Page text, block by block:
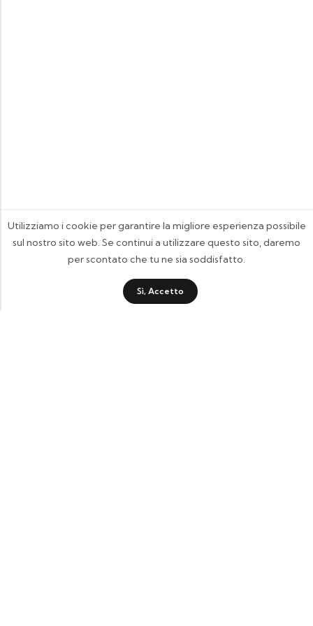
Utilizziamo i cookie per garantire la migliore esperienza possibile
sul nostro sito web. Se continui a utilizzare questo sito, daremo
per scontato che tu ne sia soddisfatto.
Sì, Accetto